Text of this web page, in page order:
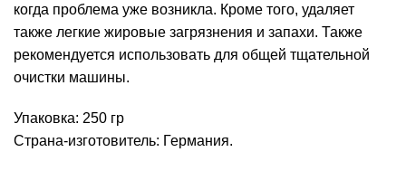
когда проблема уже возникла. Кроме того, удаляет
также легкие жировые загрязнения и запахи. Также
рекомендуется использовать для общей тщательной
очистки машины.
Упаковка: 250 гр
Страна-изготовитель: Германия.